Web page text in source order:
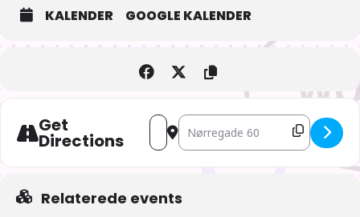
KALENDER GOOGLE KALENDER
Get
Directions
Address - AIOdense – Mario Kart
Destination Address - AIOdense
Relaterede events